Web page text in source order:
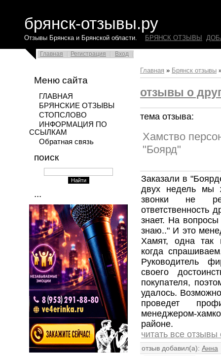
брянск-отзывы.ру
Отзывы Брянска и Брянской области. БРЯНСК ОТЗЫВЫ
Главная Регистрация Вход
Меню сайта
ГЛАВНАЯ
БРЯНСКИЕ ОТЗЫВЫ
СТОПСЛОВО
ИНФОРМАЦИЯ ПО
ССЫЛКАМ
Обратная связь
поиск
...
Главная » Брянск отзывы
отзывы о
тема отзыва:
Хамство
"Боярд"
Заказали в
двух недель мы
звонки не
ответственность
знает. На
знаю.." И это
Хамят, одна так
когда
Руководитель
своего
покупателя,
удалось.
проведет
менеджером-
районе.
читать все отзывы
отзыв добавил(а): Анна